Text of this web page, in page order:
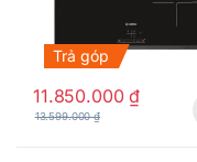
Trả góp
11.850.000₫
13.599.000₫